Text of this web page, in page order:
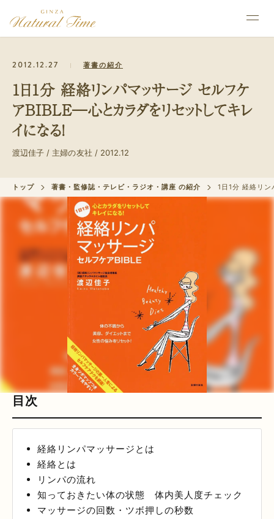
2012.12.27 著書の紹介
1日1分 経絡リンパマッサージ セルフケ
アBIBLE―心とカラダをリセットしてキレ
イになる!
渡辺佳子 / 主婦の友社 / 2012.12
トップ 著書・監修誌・テレビ・ラジオ・講座 の紹介 1日1分 経絡リ
目次
経絡リンパマッサージとは
経絡とは
リンパの流れ
知っておきたい体の状態 体内美人度チェック
マッサージの回数・ツボ押しの秒数